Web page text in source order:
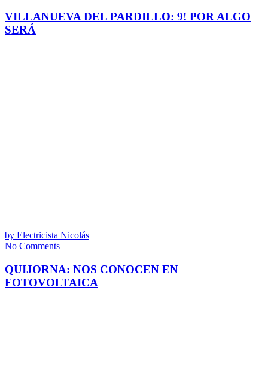
VILLANUEVA DEL PARDILLO: 9! POR ALGO
SERÁ
by Electricista Nicolás
No Comments
QUIJORNA: NOS CONOCEN EN
FOTOVOLTAICA